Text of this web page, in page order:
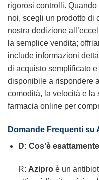
rigorosi controlli.
noi, scegli un prodotto di
nostra dedizione
la semplice vendita;
include informazioni
di acquisto semplificato
disponibile a rispondere
comodità, la velocità e la
farmacia online per
Domande Frequenti su
D: Cos’è
R: Aziproè un